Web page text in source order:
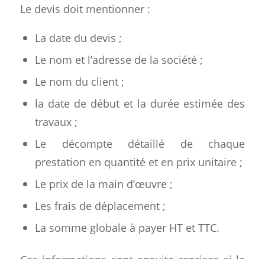
Le devis doit mentionner :
La date du devis ;
Le nom et l’adresse de la société ;
Le nom du client ;
la date de début et la durée estimée des
travaux ;
Le décompte détaillé de chaque
prestation en quantité et en prix unitaire ;
Le prix de la main d’œuvre ;
Les frais de déplacement ;
La somme globale à payer HT et TTC.